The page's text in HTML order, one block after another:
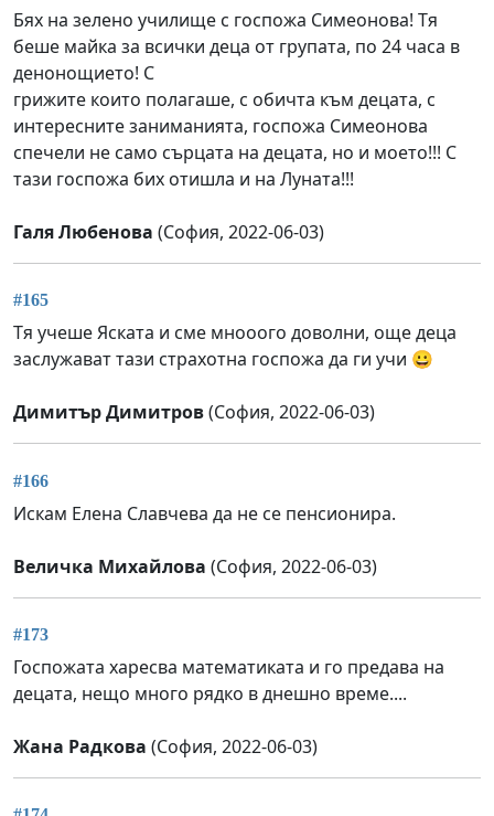
Бях на зелено училище с госпожа Симеонова! Тя
беше майка за всички деца от групата, по 24 часа в
денонощието! С
грижите които полагаше, с обичта към децата, с
интересните заниманията, госпожа Симеонова
спечели не само сърцата на децата, но и моето!!! С
тази госпожа бих отишла и на Луната!!!
Галя Любенова (София, 2022-06-03)
#165
Тя учеше Яската и сме мнооого доволни, още деца
заслужават тази страхотна госпожа да ги учи 😀
Димитър Димитров(София, 2022-06-03)
#166
Искам Елена Славчева да не се пенсионира.
Величка Михайлова (София, 2022-06-03)
#173
Госпожата харесва математиката и го предава на
децата, нещо много рядко в днешно време....
Жана Радкова (София, 2022-06-03)